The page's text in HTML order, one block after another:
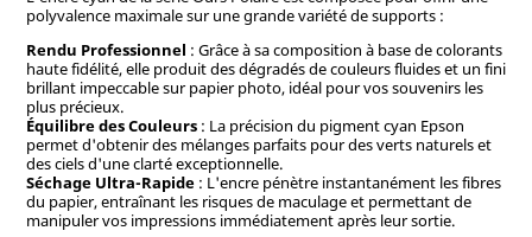
polyvalence maximale sur une grande variété de supports :
Rendu Professionnel : Grâce à sa composition à base de colorants
haute fidélité, elle produit des dégradés de couleurs fluides et un fini
brillant impeccable sur papier photo, idéal pour vos souvenirs les
plus précieux.
Équilibre des Couleurs: La précision du pigment cyan Epson
permet d'obtenir des mélanges parfaits pour des verts naturels et
des ciels d'une clarté exceptionnelle.
Séchage Ultra-Rapide: L'encre pénètre instantanément les fibres
du papier, entraînant les risques de maculage et permettant de
manipuler vos impressions immédiatement après leur sortie.